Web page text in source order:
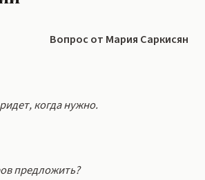
Вопрос от Мария Саркисян
когда нужно.
предложить?